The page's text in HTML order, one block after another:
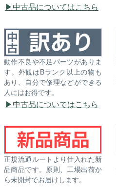
中古品についてはこちら
動作不良や不足パーツがありま
す。外観はBランク以上の物も
あり、自分で修理などができる
人にはお得です。
中古品についてはこちら
正規流通ルートより仕入れた新
品商品です。原則、工場出荷か
ら未開封でお届けします。